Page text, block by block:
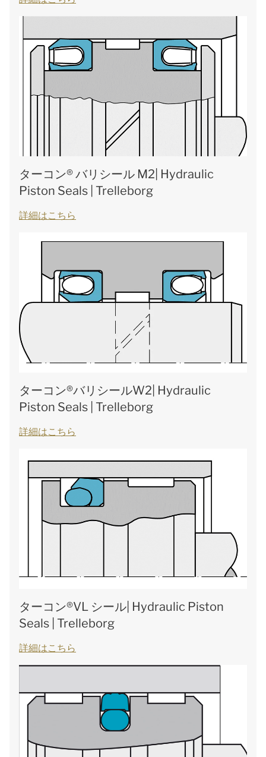
ターコン® バリシール M2| Hydraulic
Piston Seals | Trelleborg
詳細はこちら
ターコン®バリシールW2| Hydraulic
Piston Seals | Trelleborg
詳細はこちら
ターコン®VL シール| Hydraulic Piston
Seals | Trelleborg
詳細はこちら